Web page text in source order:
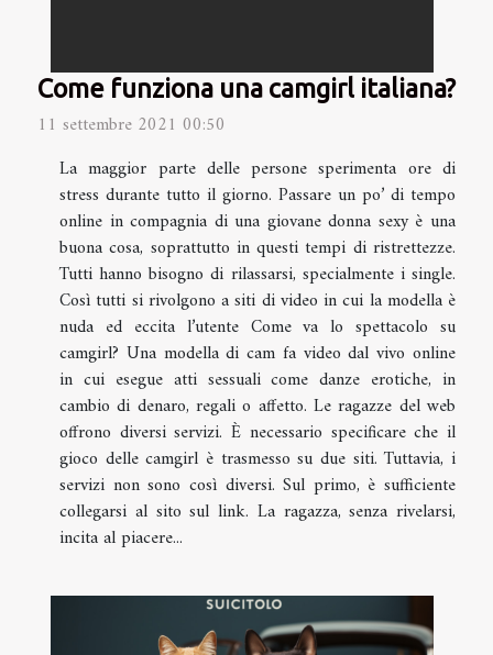
Come funziona una camgirl italiana?
11 settembre 2021 00:50
La maggior parte delle persone sperimenta ore di
stress durante tutto il giorno. Passare un po’ di tempo
online in compagnia di una giovane donna sexy è una
buona cosa, soprattutto in questi tempi di ristrettezze.
Tutti hanno bisogno di rilassarsi, specialmente i single.
Così tutti si rivolgono a siti di video in cui la modella è
nuda ed eccita l’utente Come va lo spettacolo su
camgirl? Una modella di cam fa video dal vivo online
in cui esegue atti sessuali come danze erotiche, in
cambio di denaro, regali o affetto. Le ragazze del web
offrono diversi servizi. È necessario specificare che il
gioco delle camgirl è trasmesso su due siti. Tuttavia, i
servizi non sono così diversi. Sul primo, è sufficiente
collegarsi al sito sul link. La ragazza, senza rivelarsi,
incita al piacere...